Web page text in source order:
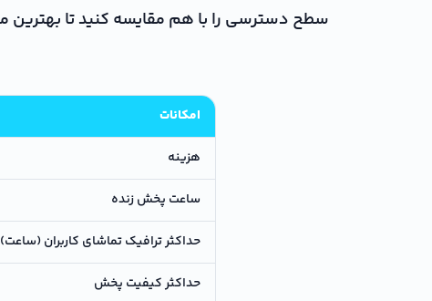
امکانات
هزینه
ساعت پخش زنده
حداکثر ترافیک تماشای کاربران (ساعت)
حداکثر کیفیت پخش